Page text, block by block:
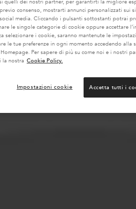
quelli dei nostri partner, per garantirti la migliore
consenso, mostrarti annunci personalizzati sui
media. Cliccando i pulsanti sottostanti potrai
le singole categorie di cookie oppure accettare
selezionare i cookie, saranno mantenute le
le tue preferenze in ogni momento accedendo alla
Per sapere di più su come noi e i nostri
la nostra Cookie Policy.
Impostazioni cookie Accetta tutti i